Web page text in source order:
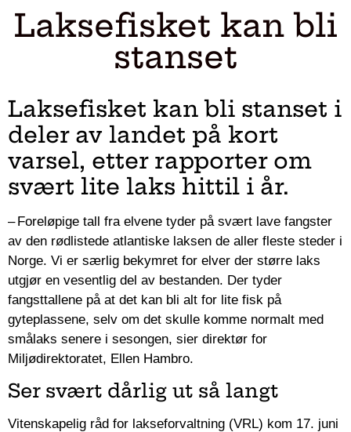
Laksefisket kan bli
stanset
Laksefisket kan bli stanset i
deler av landet på kort
varsel, etter rapporter om
svært lite laks hittil i år.
– Foreløpige tall fra elvene tyder på svært lave fangster
av den rødlistede atlantiske laksen de aller fleste steder i
Norge. Vi er særlig bekymret for elver der større laks
utgjør en vesentlig del av bestanden. Der tyder
fangsttallene på at det kan bli alt for lite fisk på
gyteplassene, selv om det skulle komme normalt med
smålaks senere i sesongen, sier direktør for
Miljødirektoratet, Ellen Hambro.
Ser svært dårlig ut så langt
Vitenskapelig råd for lakseforvaltning (VRL) kom 17. juni